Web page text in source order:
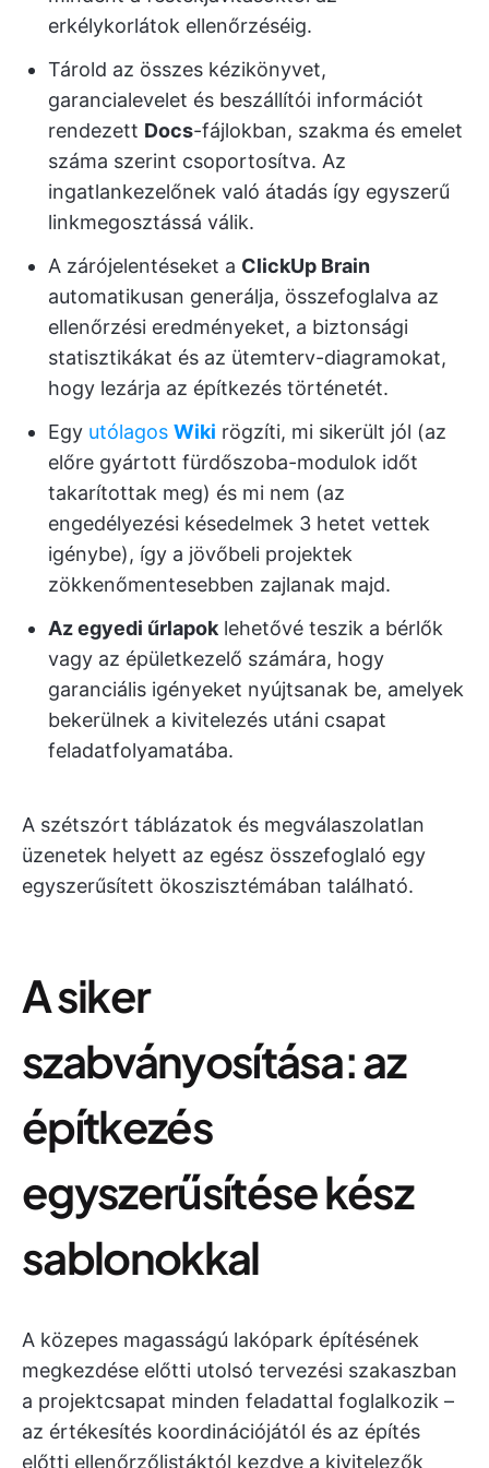
erkélykorlátok ellenőrzéséig.
Tárold az összes kézikönyvet,
garancialevelet és beszállítói információt
rendezett Docs-fájlokban, szakma és emelet
száma szerint csoportosítva. Az
ingatlankezelőnek való átadás így egyszerű
linkmegosztássá válik.
A zárójelentéseket a ClickUp Brain
automatikusan generálja, összefoglalva az
ellenőrzési eredményeket, a biztonsági
statisztikákat és az ütemterv-diagramokat,
hogy lezárja az építkezés történetét.
Egy utólagos Wiki rögzíti, mi sikerült jól (az
előre gyártott fürdőszoba-modulok időt
takarítottak meg) és mi nem (az
engedélyezési késedelmek 3 hetet vettek
igénybe), így a jövőbeli projektek
zökkenőmentesebben zajlanak majd.
Az egyedi űrlapok lehetővé teszik a bérlők
vagy az épületkezelő számára, hogy
garanciális igényeket nyújtsanak be, amelyek
bekerülnek a kivitelezés utáni csapat
feladatfolyamatába.
A szétszórt táblázatok és megválaszolatlan
üzenetek helyett az egész összefoglaló egy
egyszerűsített ökoszisztémában található.
A siker
szabványosítása: az
építkezés
egyszerűsítése kész
sablonokkal
A közepes magasságú lakópark építésének
megkezdése előtti utolsó tervezési szakaszban
a projektcsapat minden feladattal foglalkozik –
az értékesítés koordinációjától és az építés
előtti ellenőrzőlistáktól kezdve a kivitelezők